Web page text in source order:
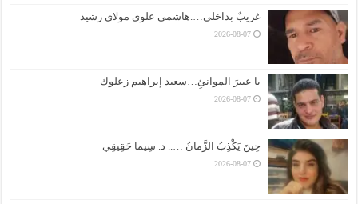
غريبٌ بداخلي….هاشمي علوي مولاي رشيد
2026-08-07
يا عبيرَ الموانئِ…سعيد إبراهيم زعلوك
2026-08-07
حِينَ يَكْذِبُ الزَّمانُ ….. د. سِيما حَقِيقِي
2026-08-07